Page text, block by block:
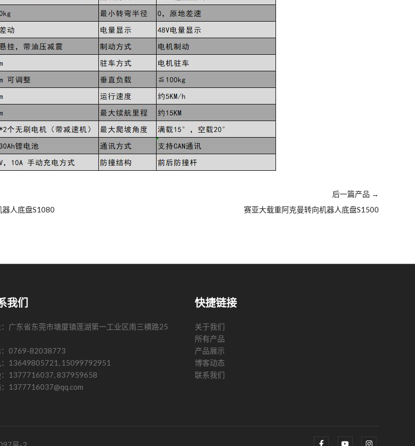
人底盘S1080
后一篇产品 →
赛亚大载重阿克曼转向机器人底盘S1500
我们
广东省东莞市塘厦镇莲湖第一工业区南三横路25
：0769-82038773
：13649805721, 15099792951
1377716037, 837959658
1377716037@qq.com
快捷链接
关于我们
所有产品
产品展示
博客动态
联系我们